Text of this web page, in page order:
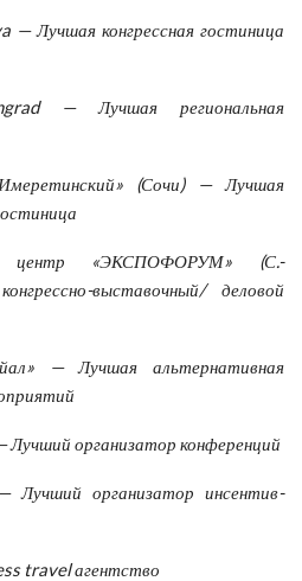
Лучшая конгрессная гостиница
— Лучшая региональная
(Сочи) — Лучшая
центр «ЭКСПОФОРУМ» (С.-
выставочный/ деловой
— Лучшая альтернативная
организатор конференций
Лучший организатор инсентив-
travelагентство